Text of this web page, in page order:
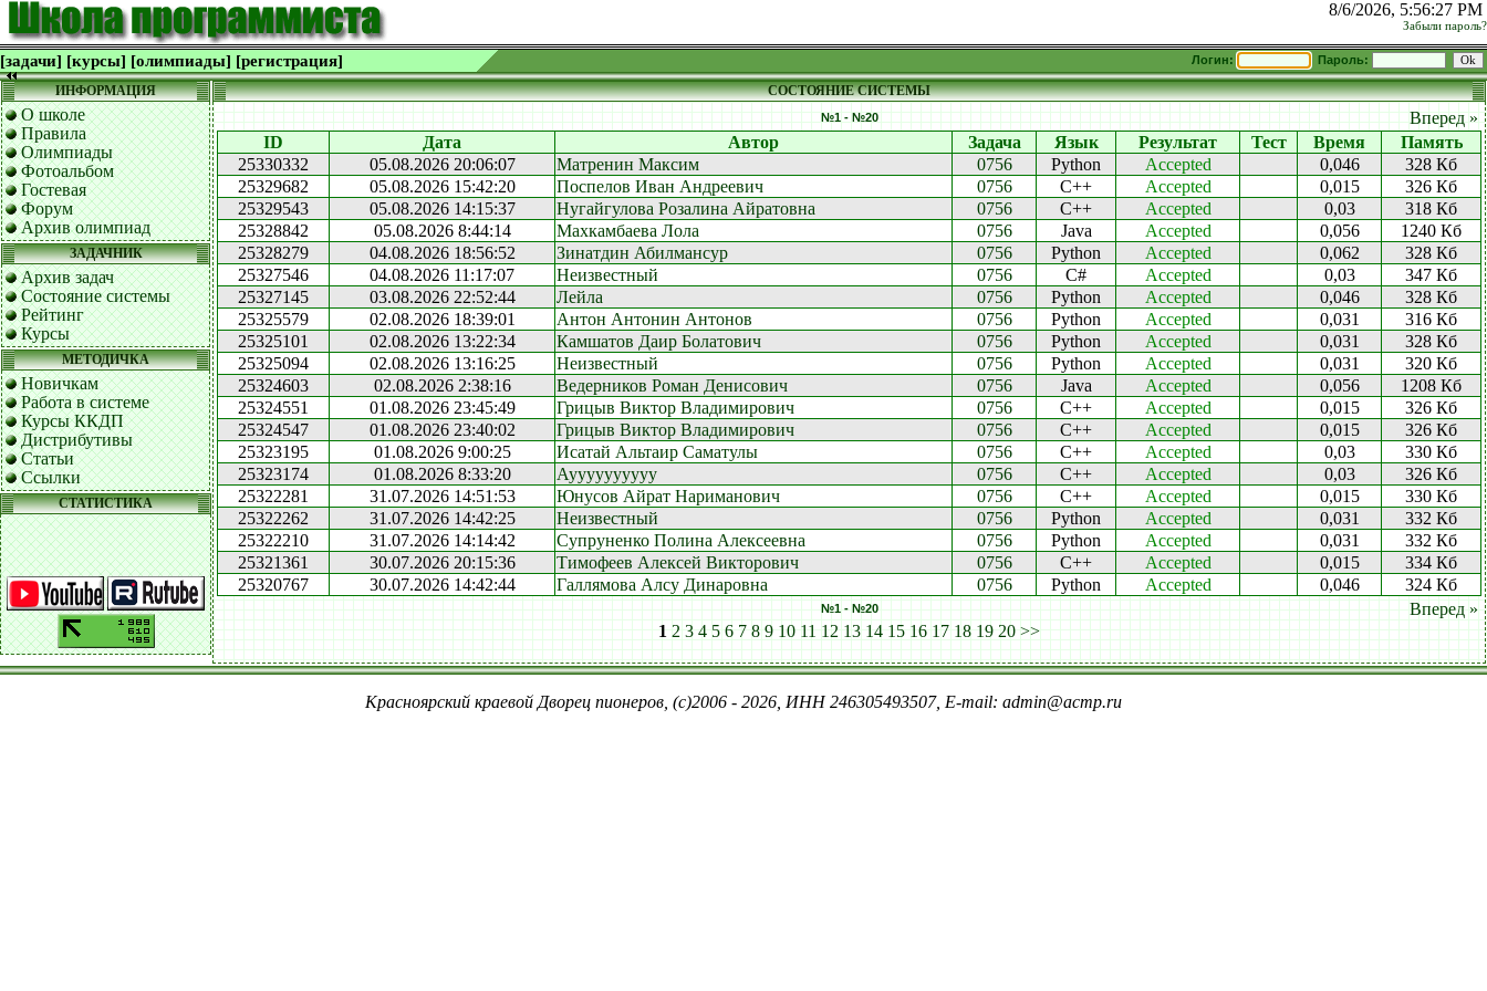
8/6/2026, 5:56:27 PM
Забыли пароль?
[задачи] [курсы] [олимпиады] [регистрация] Логин: Пароль:
ИНФОРМАЦИЯ
О школе
Правила
Олимпиады
Фотоальбом
Гостевая
Форум
Архив олимпиад
ЗАДАЧНИК
Архив задач
Состояние системы
Рейтинг
Курсы
МЕТОДИЧКА
Новичкам
Работа в системе
Курсы ККДП
Дистрибутивы
Статьи
Ссылки
СТАТИСТИКА
СОСТОЯНИЕ СИСТЕМЫ
№1 - №20
Вперед »
ID
Дата Автор Задача Язык Результат Тест Время
Память
25330332
05.08.2026 20:06:07 Матренин Максим 0756 Python Accepted 0,046
328 Кб
25329682
05.08.2026 15:42:20 Поспелов Иван Андреевич 0756 C++ Accepted 0,015
326 Кб
25329543
05.08.2026 14:15:37 Нугайгулова Розалина Айратовна 0756 C++ Accepted 0,03
318 Кб
25328842
05.08.2026 8:44:14 Махкамбаева Лола 0756 Java Accepted 0,056
1240 Кб
25328279
04.08.2026 18:56:52 Зинатдин Абилмансур 0756 Python Accepted 0,062
328 Кб
25327546
04.08.2026 11:17:07 Неизвестный 0756 C# Accepted 0,03
347 Кб
25327145
03.08.2026 22:52:44 Лейла 0756 Python Accepted 0,046
328 Кб
25325579
02.08.2026 18:39:01 Антон Антонин Антонов 0756 Python Accepted 0,031
316 Кб
25325101
02.08.2026 13:22:34 Камшатов Даир Болатович 0756 Python Accepted 0,031
328 Кб
25325094
02.08.2026 13:16:25 Неизвестный 0756 Python Accepted 0,031
320 Кб
25324603
02.08.2026 2:38:16 Ведерников Роман Денисович 0756 Java Accepted 0,056
1208 Кб
25324551
01.08.2026 23:45:49 Грицыв Виктор Владимирович 0756 C++ Accepted 0,015
326 Кб
25324547
01.08.2026 23:40:02 Грицыв Виктор Владимирович 0756 C++ Accepted 0,015
326 Кб
25323195
01.08.2026 9:00:25 Исатай Альтаир Саматулы 0756 C++ Accepted 0,03
330 Кб
25323174
01.08.2026 8:33:20 Ауууууууууу 0756 C++ Accepted 0,03
326 Кб
25322281
31.07.2026 14:51:53 Юнусов Айрат Нариманович 0756 C++ Accepted 0,015
330 Кб
25322262
31.07.2026 14:42:25 Неизвестный 0756 Python Accepted 0,031
332 Кб
25322210
31.07.2026 14:14:42 Супруненко Полина Алексеевна 0756 Python Accepted 0,031
332 Кб
25321361
30.07.2026 20:15:36 Тимофеев Алексей Викторович 0756 C++ Accepted 0,015
334 Кб
25320767
30.07.2026 14:42:44 Галлямова Алсу Динаровна 0756 Python Accepted 0,046 324 Кб
№1 - №20
Вперед »
1 2 3 4 5 6 7 8 9 10 11 12 13 14 15 16 17 18 19 20 >>
Красноярский краевой Дворец пионеров, (c)2006 - 2026, ИНН 246305493507, E-mail: admin@acmp.ru